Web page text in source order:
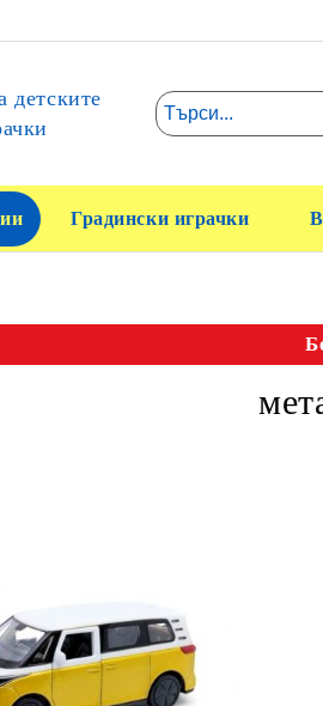
детските
Градински играчки